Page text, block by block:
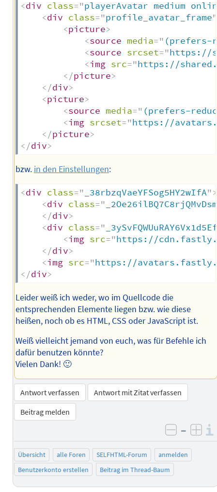
<div class="playerAvatar medium
<div class="profile_avatar_frame"
<picture>
<source media=" (prefers-
<source srcset="https://
<img src="https://
</picture>
</div>
<picture>
<source media=" (prefers-
<img srcset="https://
</picture>
</div>
bzw. in den Einstellungen:
<div class=" _38rbzqVaeYFSog5HY2wIfA">
<div class="
</div>
<div class="
<img src="https://
</div>
<img src="https://
</div>
Leider weiß ich weder, wo im Quellcode die
entsprechenden Elemente liegen bzw. wie diese
heißen, noch ob es HTML, CSS oder JavaScript ist.
Weiß vielleicht jemand von euch, was für Befehle ich
dafür benutzen könnte?
Vielen Dank! 🙂
Antwort verfassen
Antwort mit Zitat verfassen
Beitrag melden
negativ
–
Übersicht alle Foren SELFHTML-Forum
anmelden
Benutzerkonto erstellen
Beitrag im Thread-Baum